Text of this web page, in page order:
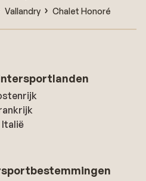
Vallandry Chalet Honoré
Italië